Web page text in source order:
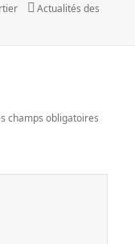
Catégories
Actualités des
champs obligatoires